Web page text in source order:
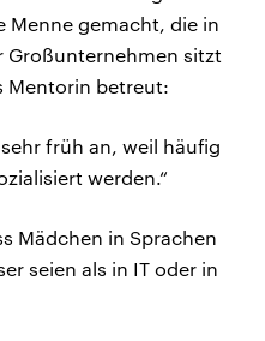
Menne gemacht, die in
Großunternehmen sitzt
Mentorin betreut:
früh an, weil häufig
werden.“
Mädchen in Sprachen
seien als in IT oder in